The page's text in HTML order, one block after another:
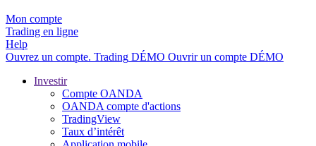
Mon compte
Trading en ligne
Help
Ouvrez un compte. Trading DÉMO Ouvrir un compte DÉMO
Investir
Compte OANDA
OANDA compte d'actions
TradingView
Taux d’intérêt